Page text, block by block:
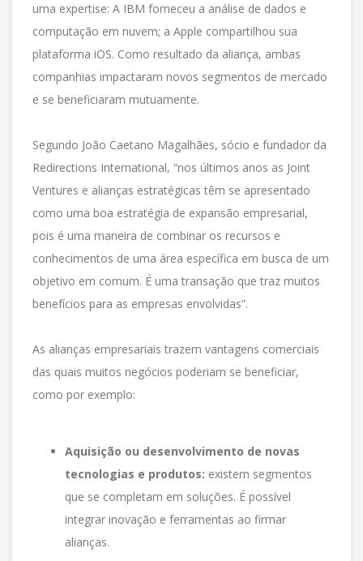
uma expertise: A IBM forneceu a análise de dados e
computação em nuvem; a Apple compartilhou sua
plataforma iOS. Como resultado da aliança, ambas
companhias impactaram novos segmentos de mercado
e se beneficiaram mutuamente.
Segundo João Caetano Magalhães, sócio e fundador da
Redirections International, “nos últimos anos as Joint
Ventures e alianças estratégicas têm se apresentado
como uma boa estratégia de expansão empresarial,
pois é uma maneira de combinar os recursos e
conhecimentos de uma área específica em busca de um
objetivo em comum. É uma transação que traz muitos
benefícios para as empresas envolvidas”.
As alianças empresariais trazem vantagens comerciais
das quais muitos negócios poderiam se beneficiar,
como por exemplo:
Aquisição ou desenvolvimento de novas
tecnologias e produtos: existem segmentos
que se completam em soluções. É possível
integrar inovação e ferramentas ao firmar
alianças.